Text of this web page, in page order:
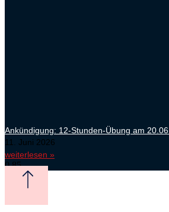
Ankündigung: 12-Stunden-Übung am 20.06.
11. Juni 2026
weiterlesen »